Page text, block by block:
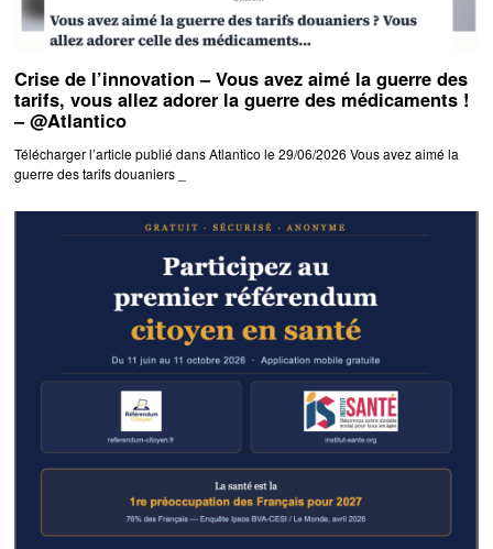
Crise de l’innovation – Vous avez aimé la guerre des
tarifs, vous allez adorer la guerre des médicaments !
– @Atlantico
Télécharger l’article publié dans Atlantico le 29/06/2026 Vous avez aimé la
guerre des tarifs douaniers _